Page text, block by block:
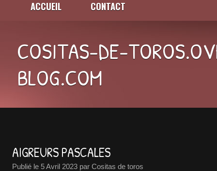
ACCUEIL CONTACT
COSITAS-DE-
BLOG.COM
AIGREURS PASCALES
Publié le 5 Avril 2023 par Cositas de toros